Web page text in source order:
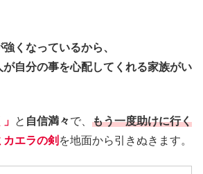
くなっているから、
が自分の事を心配してくれる家族がい
と 自信満々で、 もう一度助けに行く
カエラの剣 を地面から引きぬきます。